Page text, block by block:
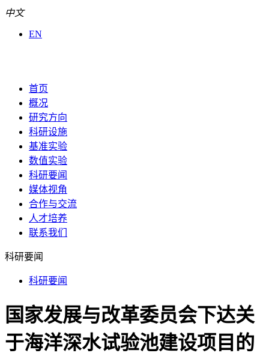
中文
EN
首页
概况
研究方向
科研设施
基准实验
数值实验
科研要闻
媒体视角
合作与交流
人才培养
联系我们
科研要闻
科研要闻
国家发展与改革委员会下达关
于海洋深水试验池建设项目的